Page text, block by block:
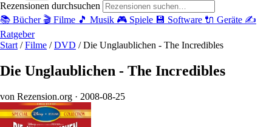
Rezensionen durchsuchen
📚 Bücher 🎬 Filme 🎵 Musik 🎮 Spiele 💾 Software 🔌 Geräte ✍️
Ratgeber
Start / Filme / DVD / Die Unglaublichen - The Incredibles
Die Unglaublichen - The Incredibles
von Rezension.org · 2008-08-25